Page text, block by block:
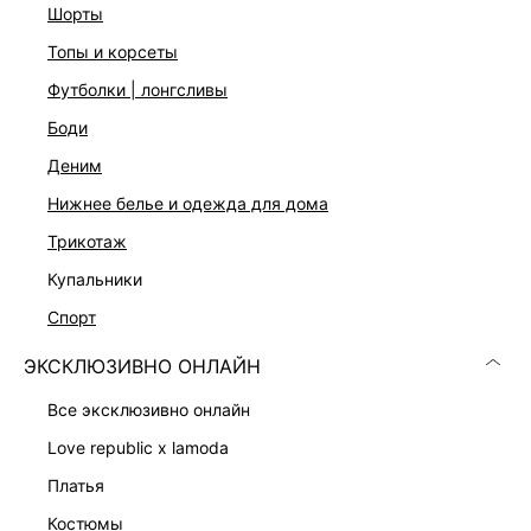
шорты
топы и корсеты
футболки | лонгсливы
боди
деним
нижнее белье и одежда для дома
трикотаж
купальники
спорт
ЭКСКЛЮЗИВНО ОНЛАЙН
все эксклюзивно онлайн
love republic x lamoda
платья
костюмы
Эластичные вставки и разрезы по бокам
Застежка на скрытую молнию на спинке
Два цвета: черный и молочный
На модели размер 44. Крой модели соответствует
стандартному размеру
ДОСТАВКА И ВОЗВРАТ
Скачать
в AppStore